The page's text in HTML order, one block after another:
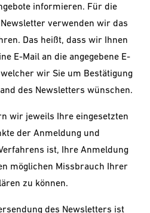
informieren. Für die
verwenden wir das
Das heißt, dass wir Ihnen
E-Mail an die angegebene E-
wir Sie um Bestätigung
des Newsletters wünschen.
wir jeweils Ihre eingesetzten
der Anmeldung und
ist, Ihre Anmeldung
möglichen Missbrauch Ihrer
zu können.
des Newsletters ist